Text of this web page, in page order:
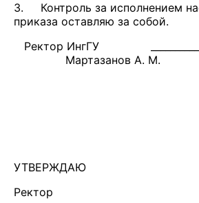
3. Контроль за исполнением
приказа оставляю за собой.
Ректор ИнгГУ
Мартазанов А. М.
УТВЕРЖДАЮ
Ректор